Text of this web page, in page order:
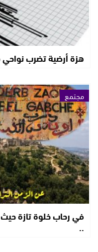
هزة أرضية تضرب
مجتمع
في رحاب خلوة تازة
..